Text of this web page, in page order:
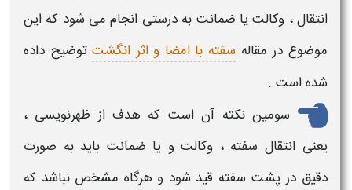
انتقال ، وکالت یا ضمانت به درستی انجام می شود که این
موضوع در مقاله سفته با امضا و اثر انگشت توضیح داده
شده است .
سومین نکته آن است که هدف از ظهرنویسی ،
یعنی انتقال سفته ، وکالت و یا ضمانت باید به صورت
دقیق در پشت سفته قید شود و هرگاه مشخص نباشد که